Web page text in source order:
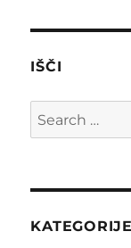
IŠČI
Search
for:
KATEGORIJE